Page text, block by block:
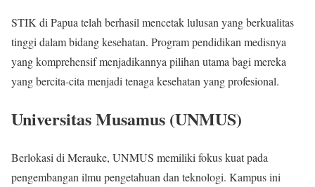
STIK di Papua telah berhasil mencetak lulusan yang berkualitas
tinggi dalam bidang kesehatan. Program pendidikan medisnya
yang komprehensif menjadikannya pilihan utama bagi mereka
yang bercita-cita menjadi tenaga kesehatan yang profesional.
Universitas Musamus (UNMUS)
Berlokasi di Merauke, UNMUS memiliki fokus kuat pada
pengembangan ilmu pengetahuan dan teknologi. Kampus ini